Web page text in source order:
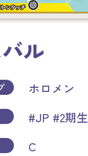
ル
ホロメン
#JP #2期生
C